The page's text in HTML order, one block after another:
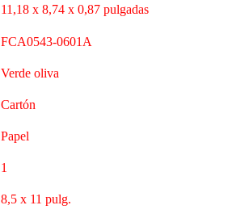
‎11,18 x 8,74 x 0,87 pulgadas
‎FCA0543-0601A
‎Verde oliva
‎Cartón
Papel
‎1
‎8,5 x 11 pulg.